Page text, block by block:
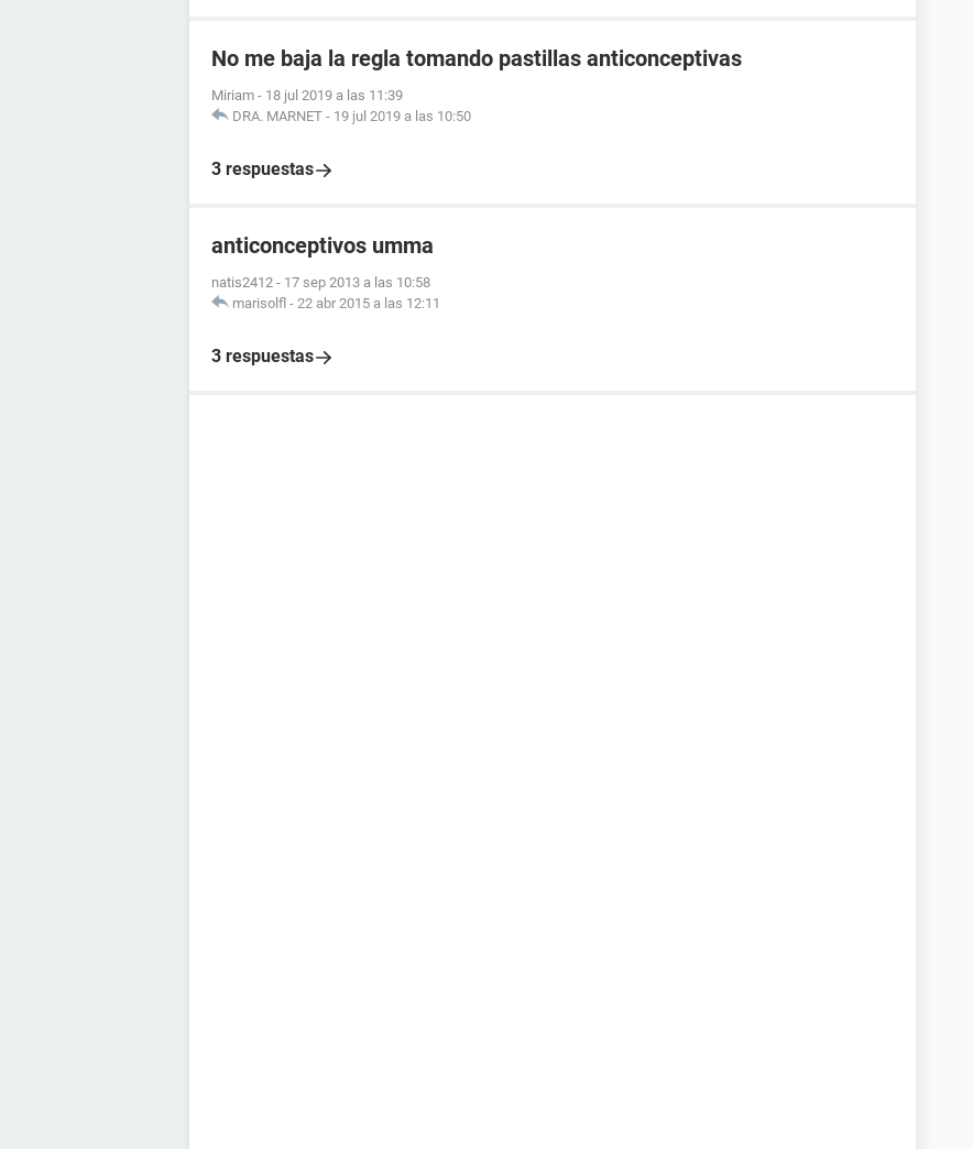
No me baja la regla tomando pastillas anticonceptivas
Miriam - 18 jul 2019 a las 11:39
DRA. MARNET - 19 jul 2019 a las 10:50
3 respuestas
anticonceptivos umma
natis2412 - 17 sep 2013 a las 10:58
marisolfl - 22 abr 2015 a las 12:11
3 respuestas